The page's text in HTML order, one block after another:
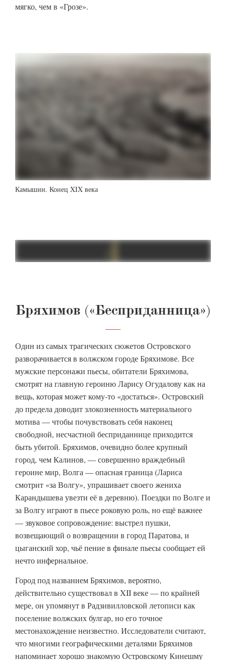
мягко, чем в «Грозе».
Камышин. Конец XIX века
Бряхимов («Бесприданница»)
Один из самых трагических сюжетов Островского
разворачивается в волжском городе Бряхимове. Все
мужские персонажи пьесы, обитатели Бряхимова,
смотрят на главную героиню Ларису Огудалову как на
вещь, которая может кому-то «достаться». Островский
до предела доводит злокозненность материального
мотива — чтобы почувствовать себя наконец
свободной, несчастной бесприданнице приходится
быть убитой. Бряхимов, очевидно более крупный
город, чем Калинов, — совершенно враждебный
героине мир, Волга — опасная граница (Лариса
смотрит «за Волгу», упрашивает своего жениха
Карандышева увезти её в деревню). Поездки по Волге и
за Волгу играют в пьесе роковую роль, но ещё важнее
— звуковое сопровождение: выстрел пушки,
возвещающий о возвращении в город Паратова, и
цыганский хор, чьё пение в финале пьесы сообщает ей
нечто инфернальное.
Город под названием Бряхимов, вероятно,
действительно существовал в XII веке — по крайней
мере, он упомянут в Радзивилловской летописи как
поселение волжских булгар, но его точное
местонахождение неизвестно. Исследователи считают,
что многими географическими деталями Бряхимов
напоминает хорошо знакомую Островскому Кинешму